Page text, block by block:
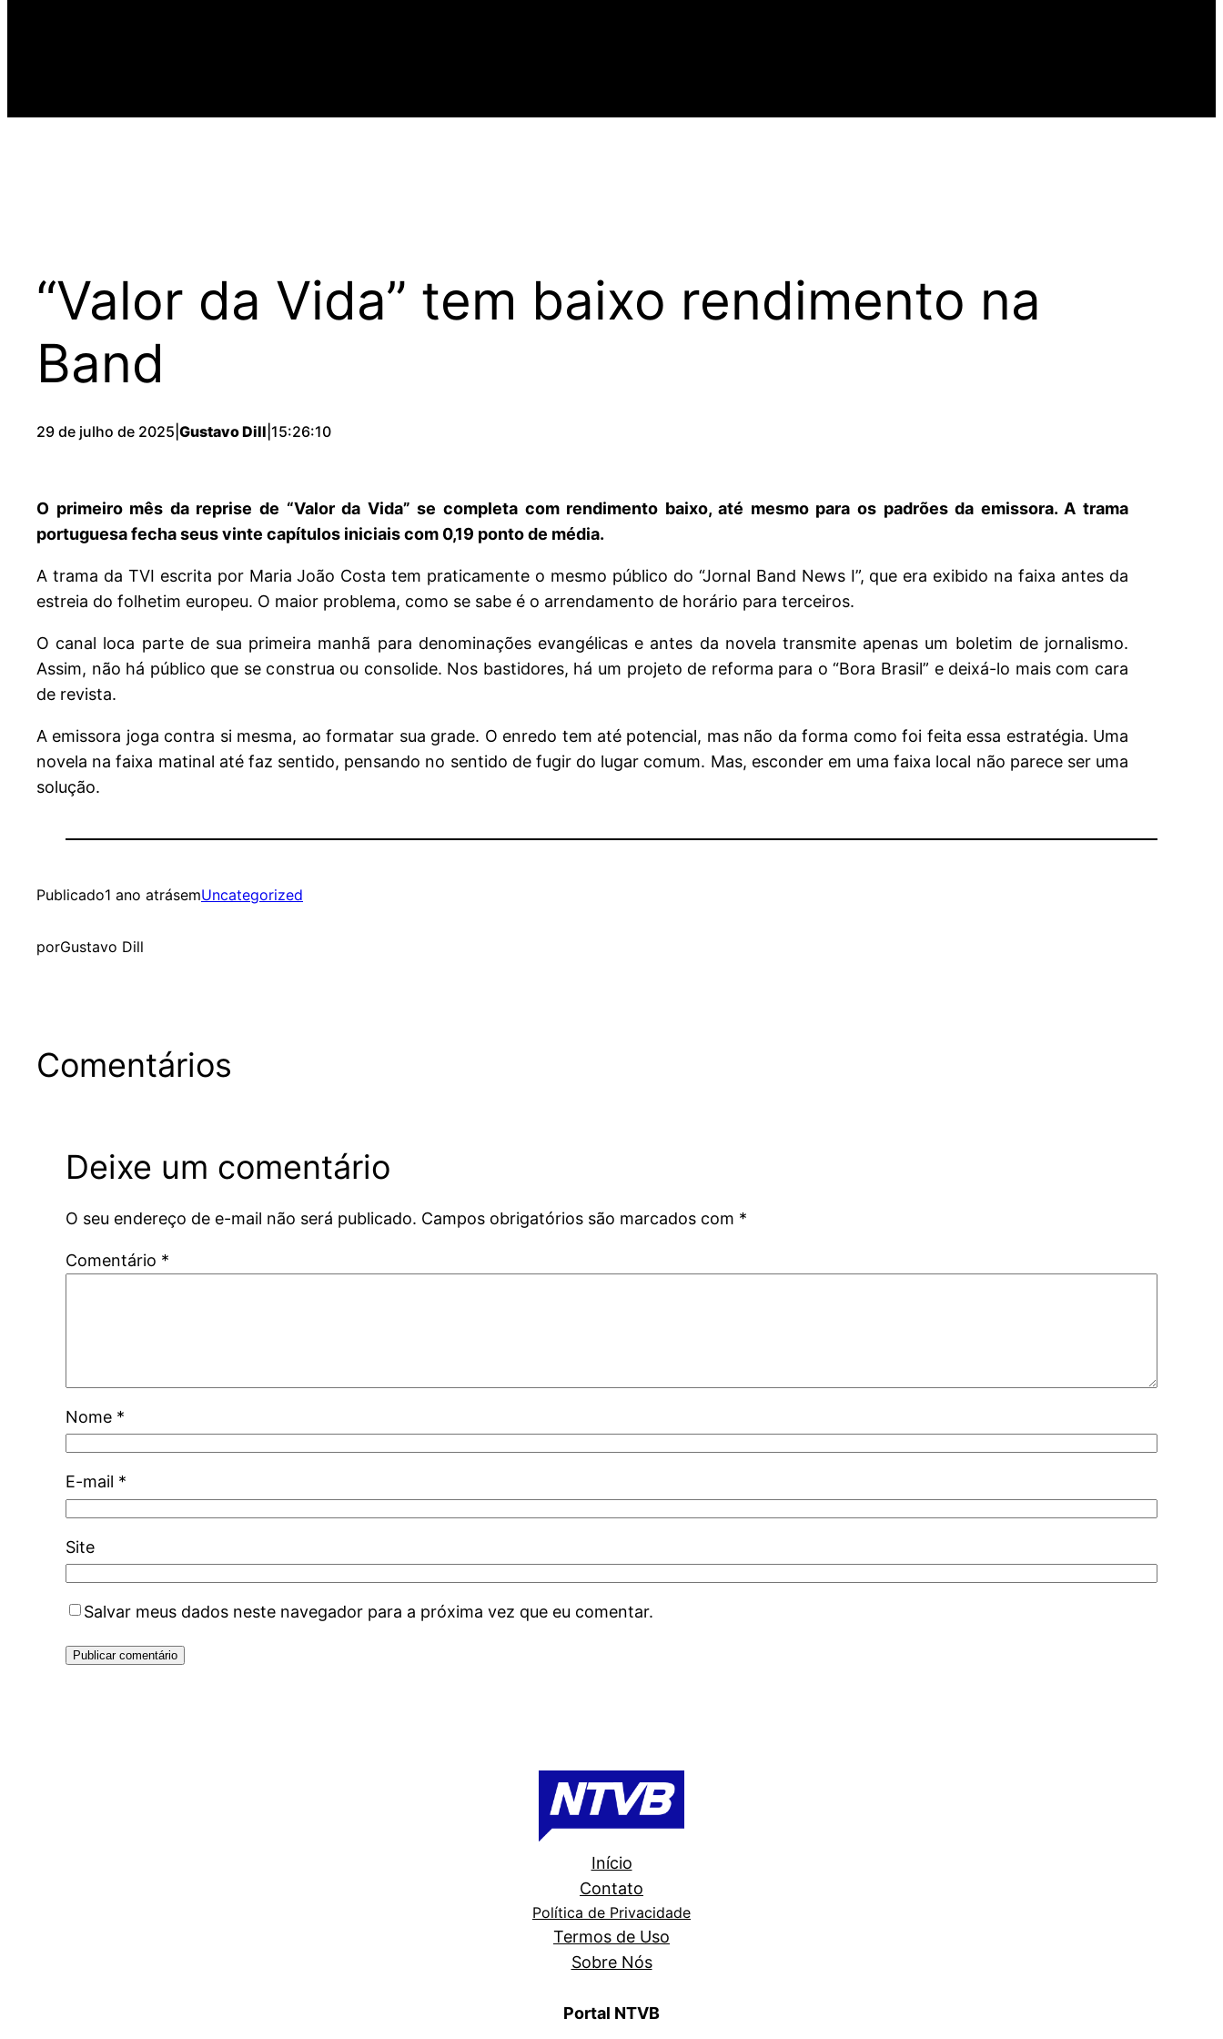
“Valor da Vida” tem baixo rendimento na
Band
29 de julho de 2025 Gustavo Dill 15:26:10
O primeiro mês da reprise de “Valor da Vida” se completa com rendimento baixo, até mesmo para os padrões da emissora. A trama
portuguesa fecha seus vinte capítulos iniciais com 0,19 ponto de média.
A trama da TVI escrita por Maria João Costa tem praticamente o mesmo público do “Jornal Band News I”, que era exibido na faixa antes da
estreia do folhetim europeu. O maior problema, como se sabe é o arrendamento de horário para terceiros.
O canal loca parte de sua primeira manhã para denominações evangélicas e antes da novela transmite apenas um boletim de jornalismo.
Assim, não há público que se construa ou consolide. Nos bastidores, há um projeto de reforma para o “Bora Brasil” e deixá-lo mais com cara
de revista.
A emissora joga contra si mesma, ao formatar sua grade. O enredo tem até potencial, mas não da forma como foi feita essa estratégia. Uma
novela na faixa matinal até faz sentido, pensando no sentido de fugir do lugar comum. Mas, esconder em uma faixa local não parece ser uma
solução.
Publicado1 ano atrásemUncategorized
porGustavo Dill
Comentários
Deixe um comentário
O seu endereço de e-mail não será publicado. Campos obrigatórios são marcados com *
Comentário *
Nome *
E-mail *
Site
Salvar meus dados neste navegador para a próxima vez que eu comentar.
Início
Contato
Política de Privacidade
Termos de Uso
Sobre Nós
Portal NTVB